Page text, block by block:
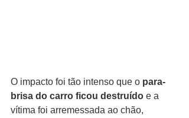
O impacto foi tão intenso que o para-
brisa do carro ficou destruído e a
vítima foi arremessada ao chão,